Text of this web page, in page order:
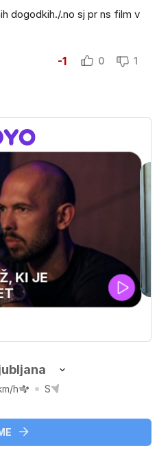
dogodkih./.no sj pr ns film v
-1 0 1
h S